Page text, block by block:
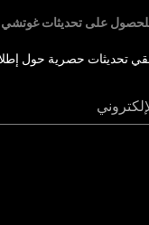
على تحديثات غوتشي
تحديثات حصرية حول